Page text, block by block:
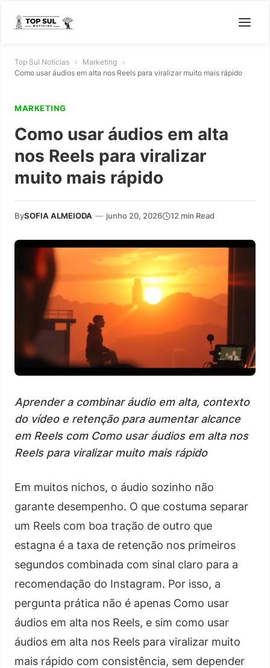
Top Sul Noticias » Marketing »
Como usar áudios em alta nos Reels para viralizar muito mais rápido
MARKETING
Como usar áudios em alta
nos Reels para viralizar
muito mais rápido
BySOFIA ALMEIODA — junho 20, 2026 12 min Read
Aprender a combinar áudio em alta, contexto
do vídeo e retenção para aumentar alcance
em Reels com Como usar áudios em alta nos
Reels para viralizar muito mais rápido
Em muitos nichos, o áudio sozinho não
garante desempenho. O que costuma separar
um Reels com boa tração de outro que
estagna é a taxa de retenção nos primeiros
segundos combinada com sinal claro para a
recomendação do Instagram. Por isso, a
pergunta prática não é apenas Como usar
áudios em alta nos Reels, e sim como usar
áudios em alta nos Reels para viralizar muito
mais rápido com consistência, sem depender